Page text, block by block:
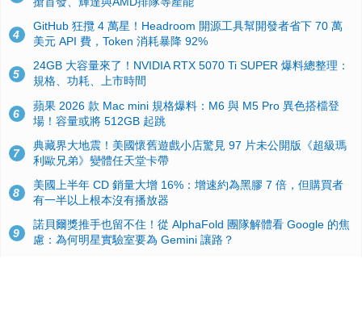
4
GitHub 狂攬 4 萬星！Headroom 開源工具幫開發者省下 70 萬
美元 API 費，Token 消耗暴降 92%
5
24GB 大容量來了！NVIDIA RTX 5070 Ti SUPER 爆料總整理：
規格、功耗、上市時間
6
蘋果 2026 款 Mac mini 規格爆料：M6 與 M5 Pro 異色搭檔登
場！容量或將 512GB 起跳
7
典藏界大地震！美國懷舊遊戲小店驚見 97 片未公開版《超級瑪
利歐兄弟》變體任天堂卡帶
8
美國上半年 CD 銷量大增 16%：增速約為黑膠 7 倍，但購買者
有一半以上根本沒有播放器
9
諾貝爾獎推手也留不住！從 AlphaFold 團隊解體看 Google 的焦
慮：為何明星實驗室要為 Gemini 讓路？